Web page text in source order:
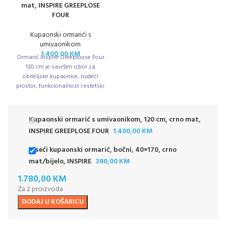
mat, INSPIRE GREEPLOSE
FOUR
Kupaonski ormarići s
umivaonikom
1.400,00KM
Ormarić Inspire Greeploose Four
120 cm je savršen izbor za
obiteljske kupaonice, nudeći
prostor, funkcionalnost i estetski
Kupaonski ormarić s umivaonikom, 120 cm, crno mat,
INSPIRE GREEPLOSE FOUR 1.400,00KM
Viseći kupaonski ormarić, bočni, 40×170, crno
mat/bijelo, INSPIRE 380,00KM
1.780,00KM
Za 2 proizvoda
DODAJ U KOŠARICU